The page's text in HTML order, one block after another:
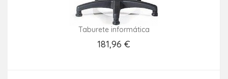
Taburete informática
181,96 €